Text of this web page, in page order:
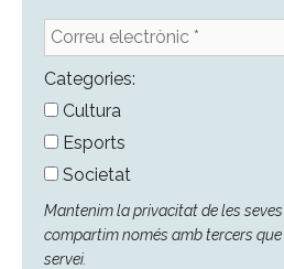
Correu
electrònic
*Categories:
Cultura
Esports
Societat
Mantenim la privacitat de les
compartim només amb tercers
servei.